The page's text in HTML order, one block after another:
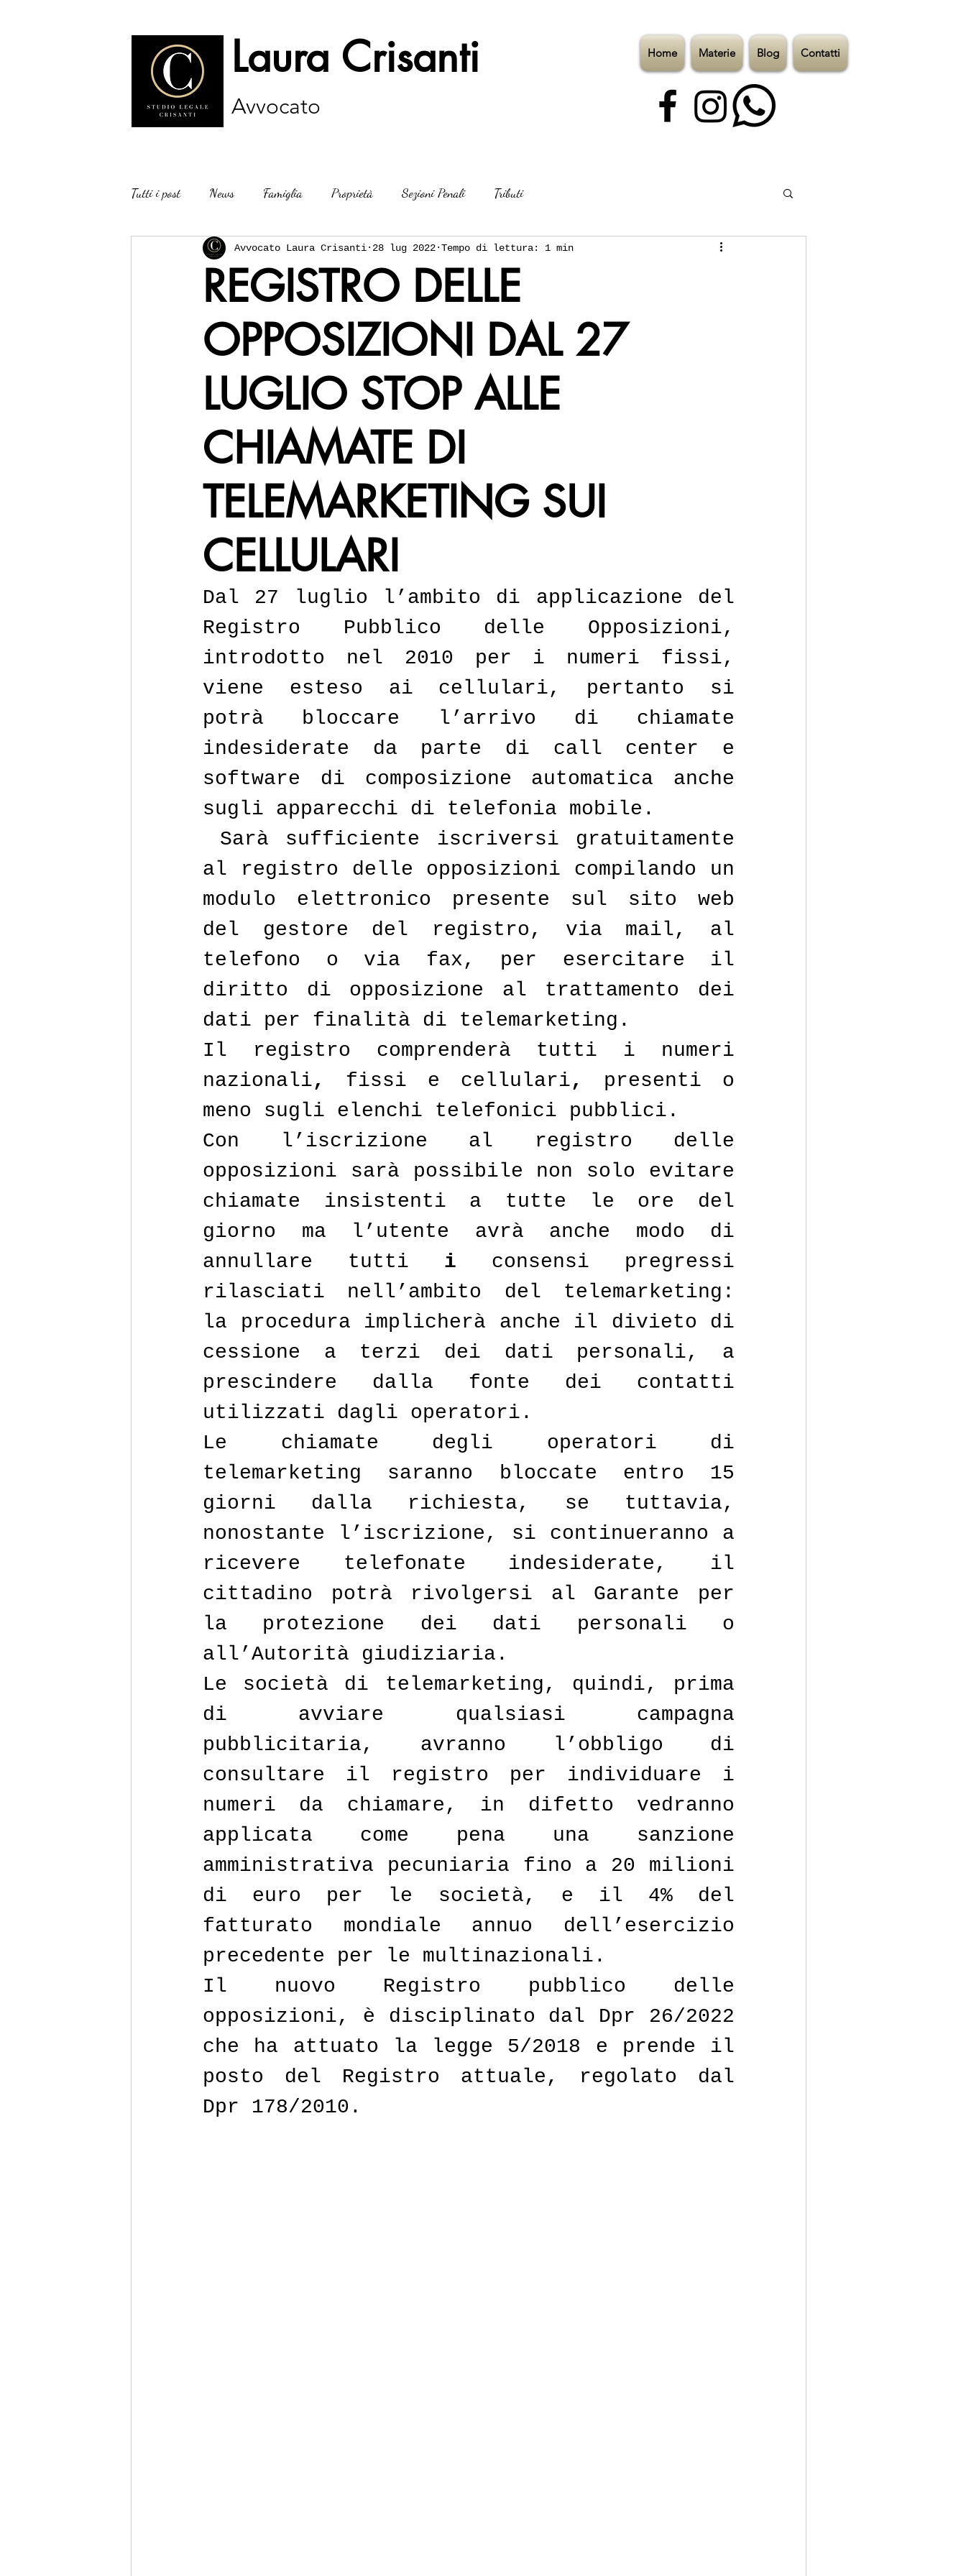
Laura Crisanti
Avvocato
Home Materie Blog Contatti
Tutti i post News Famiglia Proprietà Sezioni Penali Tributi
REGISTRO DELLE
OPPOSIZIONI DAL 27
LUGLIO STOP ALLE
CHIAMATE DI
TELEMARKETING SUI
CELLULARI
Avvocato Laura Crisanti 28 lug 2022 Tempo di lettura: 1 min
Dal 27 luglio l’ambito di applicazione del
Registro Pubblico delle Opposizioni,
introdotto nel 2010 per i numeri fissi,
viene esteso ai cellulari, pertanto si
potrà bloccare l’arrivo di chiamate
indesiderate da parte di call center e
software di composizione automatica anche
sugli apparecchi di telefonia mobile.
Sarà sufficiente iscriversi gratuitamente
al registro delle opposizioni compilando un
modulo elettronico presente sul sito web
del gestore del registro, via mail, al
telefono o via fax, per esercitare il
diritto di opposizione al trattamento dei
dati per finalità di telemarketing.
Il registro comprenderà tutti i numeri
nazionali, fissi e cellulari,
presenti o
meno sugli elenchi telefonici pubblici.
Con l’iscrizione al registro delle
opposizioni sarà possibile non solo evitare
chiamate insistenti a tutte le ore del
giorno ma l’utente avrà anche modo di
annullare tutti i consensi pregressi
rilasciati nell’ambito del telemarketing:
la procedura implicherà anche il divieto di
cessione a terzi dei dati personali, a
prescindere dalla fonte dei contatti
utilizzati dagli operatori.
Le chiamate degli operatori di
telemarketing saranno bloccate entro 15
giorni dalla richiesta, se tuttavia,
nonostante l’iscrizione, si continueranno a
ricevere telefonate indesiderate, il
cittadino potrà rivolgersi al Garante per
la protezione dei dati personali o
all’Autorità giudiziaria.
Le società di telemarketing, quindi, prima
di avviare qualsiasi campagna
pubblicitaria, avranno l’obbligo di
consultare il registro per individuare i
numeri da chiamare, in difetto vedranno
applicata come pena una
sanzione
amministrativa pecuniaria fino a 20 milioni
di euro per le società, e il 4% del
fatturato mondiale annuo dell’esercizio
precedente per le multinazionali.
Il nuovo Registro pubblico delle
opposizioni, è disciplinato dal Dpr 26/2022
che ha attuato la legge 5/2018 e prende il
posto del Registro attuale, regolato dal
Dpr 178/2010.